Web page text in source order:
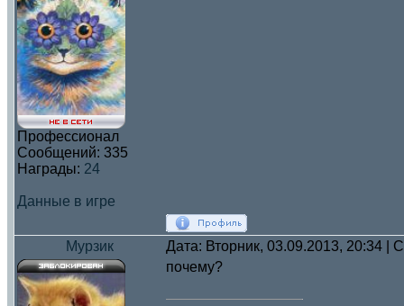
Профессионал
Сообщений: 335
Награды: 24
Данные в игре
Мурзик Дата: Вторник, 03.09.2013, 20:34 |
почему?